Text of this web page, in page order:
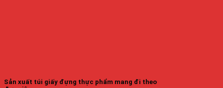
Sản xuất túi giấy đựng thực phẩm mang đi theo